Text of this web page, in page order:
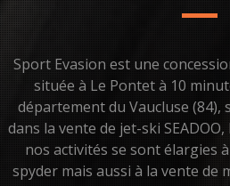
Sport Evasion est une
située à Le Pontet à 10
département du Vaucluse (84),
dans la vente de jet-ski SEADOO,
nos activités se sont élargies
spyder mais aussi à la vente de